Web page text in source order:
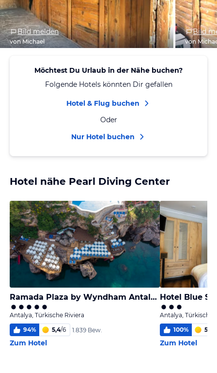
Bild melden
von Michael
Bild
von
Möchtest Du Urlaub in der Nähe buchen?
Folgende Hotels könnten Dir gefallen
Hotel & Flug buchen
Oder
Nur Hotel buchen
Hotel nähe Pearl Diving Center
Ramada Plaza by Wyndham Antalya
Antalya, Türkische Riviera
94% 5,4/6 1.839 Bew.
Zum Hotel
Hotel Blue
Antalya, Türkische
100% 5,0
Zum Hotel